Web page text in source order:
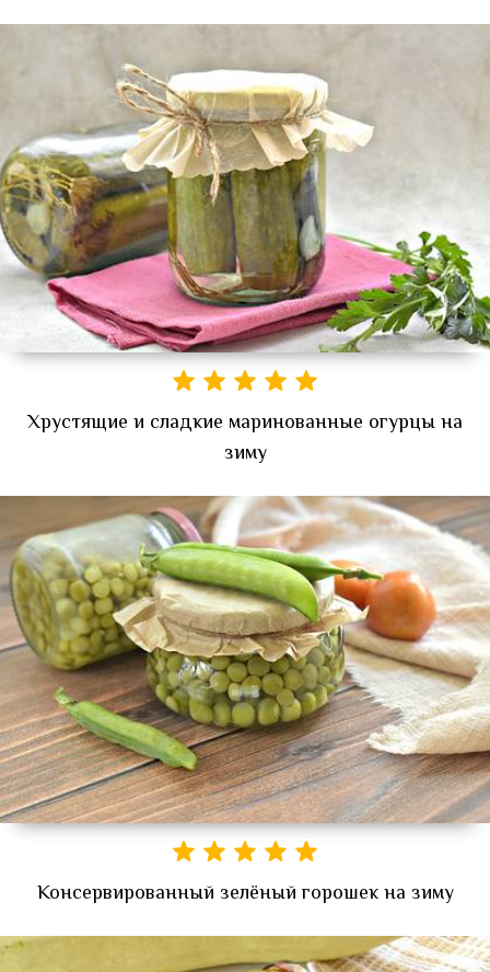
Хрустящие и сладкие маринованные огурцы на
зиму
Консервированный зелёный горошек на зиму